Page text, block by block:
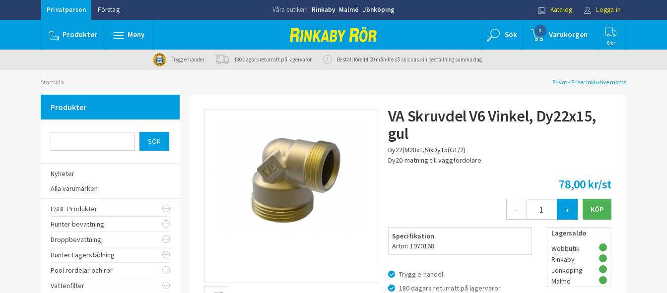
Privatperson Företag Våra butiker i Rinkaby Malmö Jönköping Katalog Logga in
Produkter Meny Sök 0 Varukorgen
0 kr
Trygg e-handel 180 dagars returrätt på lagervaror Beställ före 14.00 mån-fre så skickas din beställning samma dag
Startsida Privat - Priser inklusive moms
Produkter
Nyheter
Alla varumärken
ESBE Produkter
Hunter bevattning
Droppbevattning
Hunter Lagerstädning
Pool rördelar och rör
Vattenfilter
VA Skruvdel V6 Vinkel, Dy22x15,
gul
Dy22(M28x1,5)xDy15(G1/2)
Dy20-matning till väggfördelare
78,00 kr/st
- +
Specifikation
Artnr: 1970168
Trygg e-handel
180 dagars returrätt på lagervaror
Lagersaldo
Webbutik
Rinkaby
Jönköping
Malmö